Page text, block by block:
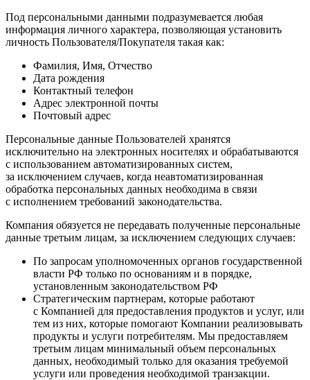
Под персональными данными подразумевается любая
информация личного характера, позволяющая установить
личность Пользователя/Покупателя такая как:
Фамилия, Имя, Отчество
Дата рождения
Контактный телефон
Адрес электронной почты
Почтовый адрес
Персональные данные Пользователей хранятся
исключительно на электронных носителях и обрабатываются
с использованием автоматизированных систем,
за исключением случаев, когда неавтоматизированная
обработка персональных данных необходима в связи
с исполнением требований законодательства.
Компания обязуется не передавать полученные персональные
данные третьим лицам, за исключением следующих случаев:
По запросам уполномоченных органов государственной
власти РФ только по основаниям и в порядке,
установленным законодательством РФ
Стратегическим партнерам, которые работают
с Компанией для предоставления продуктов и услуг, или
тем из них, которые помогают Компании реализовывать
продукты и услуги потребителям. Мы предоставляем
третьим лицам минимальный объем персональных
данных, необходимый только для оказания требуемой
услуги или проведения необходимой транзакции.